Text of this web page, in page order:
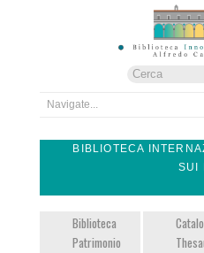
Form di
Cerca
BIBLIOTECA
SUI
Biblioteca
Patrimonio